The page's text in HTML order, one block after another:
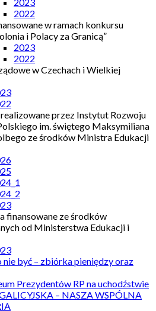
2022
w ramach konkursu
i Polacy za Granicą”
2023
2022
w Czechach i Wielkiej
przez Instytut Rozwoju
im. świętego Maksymiliana
ze środków Ministra Edukacji
finansowane ze środków
od Ministerstwa Edukacji i
nie być – zbiórka pieniędzy oraz
Prezydentów RP na uchodźstwie
– NASZA WSPÓLNA